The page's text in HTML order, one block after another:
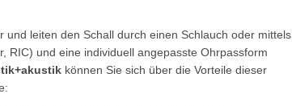
leiten den Schall durch einen Schlauch oder mittels
RIC) und eine individuell angepasste Ohrpassform
können Sie sich über die Vorteile dieser